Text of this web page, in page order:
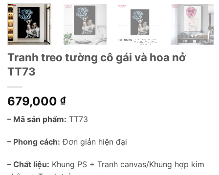
Tranh treo tường cô gái và hoa nở
TT73
679,000 ₫
– Mã sản phẩm: TT73
– Phong cách: Đơn giản hiện đại
– Chất liệu: Khung PS + Tranh canvas/Khung hợp kim